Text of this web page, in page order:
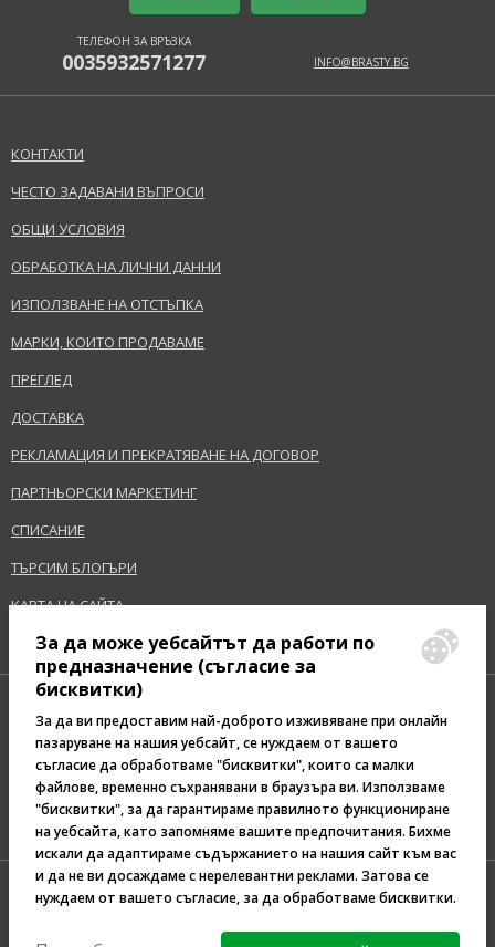
ТЕЛЕФОН ЗА ВРЪЗКА
0035932571277 INFO@BRASTY.BG
КОНТАКТИ
ЧЕСТО ЗАДАВАНИ ВЪПРОСИ
ОБЩИ УСЛОВИЯ
ОБРАБОТКА НА ЛИЧНИ ДАННИ
ИЗПОЛЗВАНЕ НА ОТСТЪПКА
МАРКИ, КОИТО ПРОДАВАМЕ
ПРЕГЛЕД
ДОСТАВКА
РЕКЛАМАЦИЯ И ПРЕКРАТЯВАНЕ НА ДОГОВОР
ПАРТНЬОРСКИ МАРКЕТИНГ
СПИСАНИЕ
ТЪРСИМ БЛОГЪРИ
КАРТА НА САЙТА
Pazaruvaj - Надежден
помощник за покупки
За да може уебсайтът да работи по
предназначение (съгласие за
бисквитки)
За да ви предоставим най-доброто изживяване при онлайн
пазаруване на нашия уебсайт, се нуждаем от вашето
съгласие да обработваме "бисквитки", които са малки
файлове, временно съхранявани в браузъра ви. Използваме
"бисквитки", за да гарантираме правилното функциониране
на уебсайта, като запомняме вашите предпочитания. Бихме
искали да адаптираме съдържанието на нашия сайт към вас
и да не ви досаждаме с нерелевантни реклами. Затова се
нуждаем от вашето съгласие, за да обработваме бисквитки.